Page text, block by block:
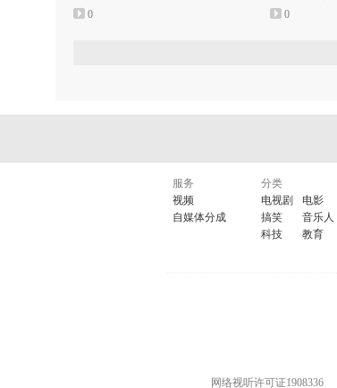
0 0
服务
视频
自媒体分成
分类
电视剧
电影
搞笑
音乐人
科技
教育
网络视听许可证1908336